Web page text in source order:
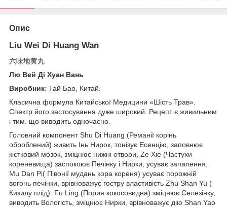
Опис
Liu Wei Di Huang Wan
六味地黄丸
Лю Вей Ді Хуан Вань
Виробник: Тай Бао, Китай.
Класична формула Китайської Медицини «Шість Трав».
Спектр його застосування дуже широкий. Рецепт є живильним
і тим. що виводить одночасно.
Головний компонент Shu Di Huang (Реманії корінь
оброблений) живить Інь Нирок, тонізує Есенцію, заповнює
кістковий мозок, зміцнює нижні отвори, Ze Xie (Частухи
кореневища) заспокоює Печінку і Нирки, усуває запалення,
Mu Dan Pi( Півонії мудань кора кореня) усуває порожній
вогонь печінки, врівноважує гостру властивість Zhu Shan Yu (
Кизилу плід). Fu Ling (Пория кокосовидна) зміцнює Селезінку,
виводить Вологість, зміцнює Нирки, врівноважує дію Shan Yao